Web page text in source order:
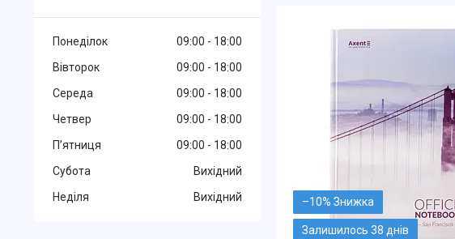
–10%
Залишилось 38 днів
Понеділок 09:00
18:00
Вівторок
09:00
18:00
Середа
09:00
18:00
Четвер
09:00
18:00
Пʼятниця
09:00
18:00
Субота
Вихідний
Неділя
Вихідний